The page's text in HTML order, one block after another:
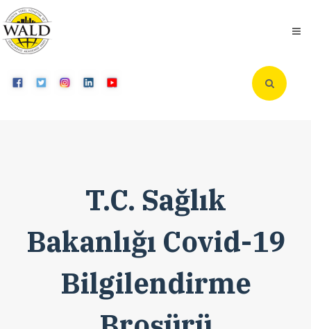
T.C. Sağlık
Bakanlığı Covid-19
Bilgilendirme